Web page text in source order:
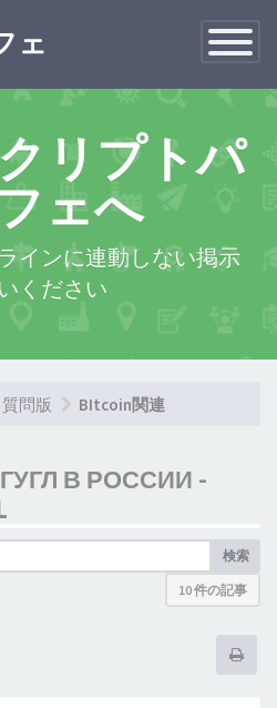
Toggle
ェ
リプトパ
ェへ
インに連動しない掲示
ください
質問版 BItcoin関連
В РОССИИ -
検索
10 件の記事